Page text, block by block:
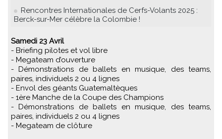
Rencontres Internationales de Cerfs-Volants 2025 :
Berck-sur-Mer célèbre la Colombie !
Samedi 23 Avril
- Briefing pilotes et vol libre
- Megateam d’ouverture
- Démonstrations de ballets en musique, des teams,
paires, individuels 2 ou 4 lignes
- Envol des géants Guatemaltèques
- 1ère Manche de la Coupe des Champions
- Démonstrations de ballets en musique, des teams,
paires, individuels 2 ou 4 lignes
- Megateam de clôture